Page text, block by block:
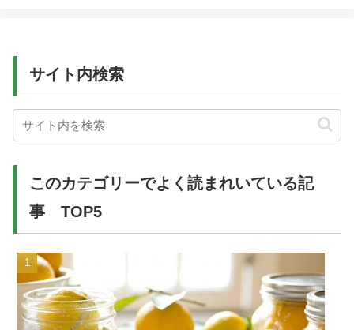
サイト内検索
このカテゴリーでよく読まれいている記
事 TOP5